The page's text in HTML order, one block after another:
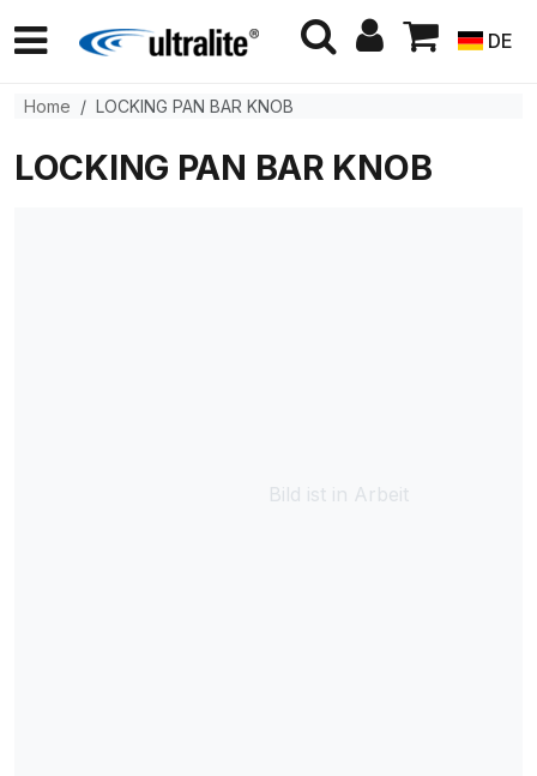
DE
Home LOCKING PAN BAR KNOB
LOCKING PAN BAR KNOB
Bild ist in Arbeit